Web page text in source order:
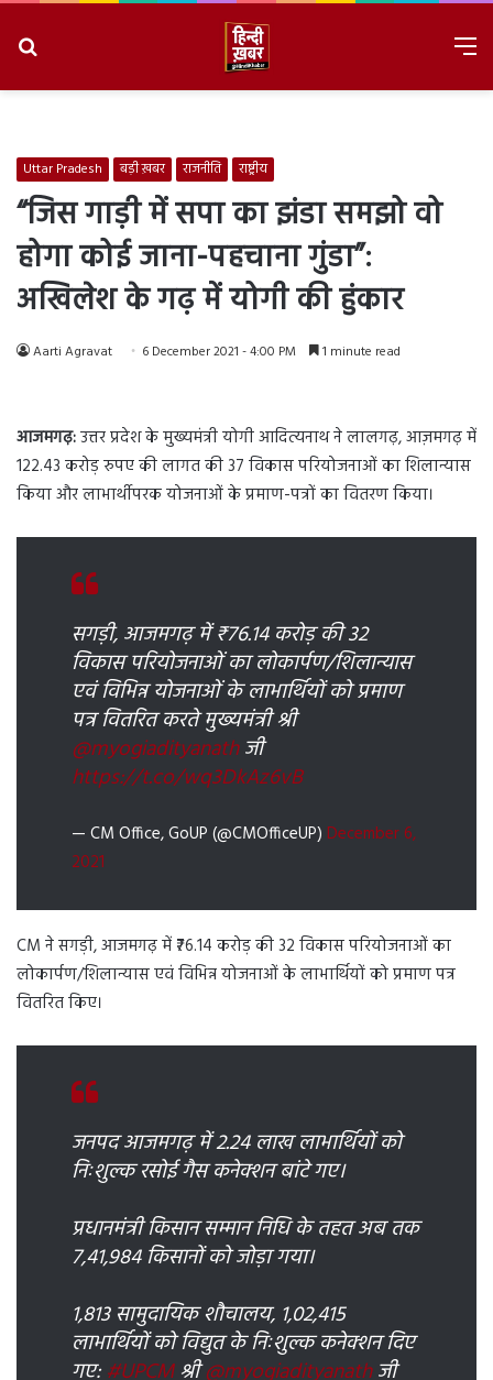
Uttar Pradesh बड़ी ख़बर राजनीति राष्ट्रीय
“जिस गाड़ी में सपा का झंडा समझो वो
होगा कोई जाना-पहचाना गुंडा”:
अखिलेश के गढ़ में योगी की हुंकार
Aarti Agravat 6 December 2021 - 4:00 PM 1 minute read
आजमगढ़:उत्तर प्रदेश के मुख्यमंत्री योगी आदित्यनाथ ने लालगढ़, आज़मगढ़ में
122.43 करोड़ रुपए की लागत की 37 विकास परियोजनाओं का शिलान्यास
किया और लाभार्थीपरक योजनाओं के प्रमाण-पत्रों का वितरण किया।
सगड़ी, आजमगढ़ में ₹76.14 करोड़ की 32
विकास परियोजनाओं का लोकार्पण/शिलान्यास
एवं विभिन्न योजनाओं के लाभार्थियों को प्रमाण
पत्र वितरित करते मुख्यमंत्री श्री
@myogiadityanathजी
https://t.co/wq3DkAz6vB
— CM Office, GoUP (@CMOfficeUP) December 6,
2021
CM ने सगड़ी, आजमगढ़ में ₹76.14 करोड़ की 32 विकास परियोजनाओं का
लोकार्पण/शिलान्यास एवं विभिन्न योजनाओं के लाभार्थियों को प्रमाण पत्र
वितरित किए।
जनपद आजमगढ़ में 2.24 लाख लाभार्थियों को
निःशुल्क रसोई गैस कनेक्शन बांटे गए।
प्रधानमंत्री किसान सम्मान निधि के तहत अब तक
7,41,984 किसानों को जोड़ा गया।
1,813 सामुदायिक शौचालय, 1,02,415
लाभार्थियों को विद्युत के निःशुल्क कनेक्शन दिए
गए:#UPCMश्री@myogiadityanathजी